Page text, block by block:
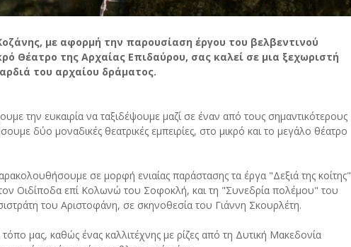
με αφορμή την παρουσίαση έργου του βελβεντινού
Θέατρο της Αρχαίας Επιδαύρου, σας καλεί σε μια ξεχωριστή
του αρχαίου δράματος.
την ευκαιρία να ταξιδέψουμε μαζί σε έναν από τους σημαντικότερους
δύο μοναδικές θεατρικές εμπειρίες, στο μικρό και το μεγάλο θέατρο
σε μορφή ενιαίας παράστασης τα έργα "Δεξιά της κοίτης"
Οιδίποδα επί Κολωνώ του Σοφοκλή, και τη "Συνεδρία πολέμου" του
του Αριστοφάνη, σε σκηνοθεσία του Γιάννη Σκουρλέτη.
τόπο μας, καθώς ένας καλλιτέχνης με ρίζες από τη Δυτική Μακεδονία